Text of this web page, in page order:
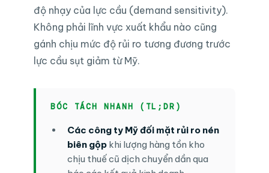
độ nhạy của lực cầu (demand sensitivity).
Không phải lĩnh vực xuất khẩu nào cũng
gánh chịu mức độ rủi ro tương đương trước
lực cầu sụt giảm từ Mỹ.
BÓC TÁCH NHANH (TL;DR)
Các công ty Mỹ đối mặt rủi ro nén
biên gộpkhi lượng hàng tồn kho
chịu thuế cũ dịch chuyển dần qua